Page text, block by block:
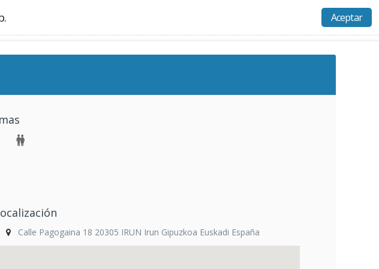
Aceptar
Acceso
Calle Pagogaina 18 20305 IRUN Irun Gipuzkoa Euskadi España